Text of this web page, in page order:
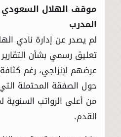
موقف الهلال
المدرب
لم يصدر عن إدارة نادي
تعليق رسمي بشأن
عرضهم لإنزاجي، رغم
حول الصفقة المحتملة
من أعلى الرواتب السنوية
القدم.